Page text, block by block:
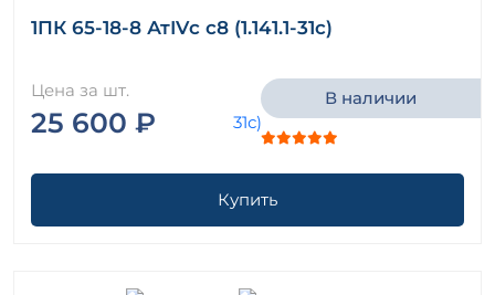
1ПК 65-18-8 АтIVс с8 (1.141.1-31с)
Цена за шт.
25 600 ₽
В наличии
Купить